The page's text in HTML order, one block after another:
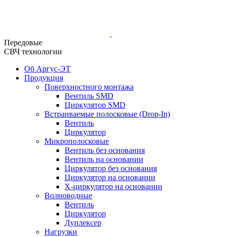
Передовые
СВЧ технологии
Об Аргус-ЭТ
Продукция
Поверхностного монтажа
Вентиль SMD
Циркулятор SMD
Встраиваемые полосковые (Drop-In)
Вентиль
Циркулятор
Микрополосковые
Вентиль без основания
Вентиль на основании
Циркулятор без основания
Циркулятор на основании
Х-циркулятор на основании
Волноводные
Вентиль
Циркулятор
Дуплексер
Нагрузки